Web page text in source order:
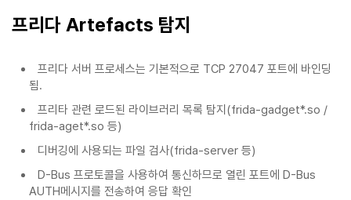
프리다 Artefacts 탐지
프리다 서버 프로세스는 기본적으로 TCP 27047 포트에 바인딩
됨.
프리타 관련 로드된 라이브러리 목록 탐지(frida-gadget*.so /
frida-aget*.so 등)
디버깅에 사용되는 파일 검사(frida-server 등)
D-Bus 프로토콜을 사용하여 통신하므로 열린 포트에 D-Bus
AUTH메시지를 전송하여 응답 확인